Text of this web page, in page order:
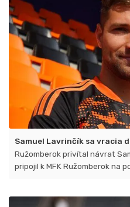
Samuel Lavrinčík sa vracia
Ružomberok privítal návrat
pripojil k MFK Ružomberok na